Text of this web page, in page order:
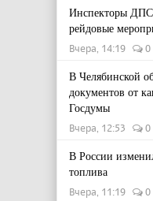
Инспекторы
рейдовые
Вчера, 14:19 0
В Челябинской
документов от
Госдумы
Вчера, 12:53 0
В России
топлива
Вчера, 11:19 0